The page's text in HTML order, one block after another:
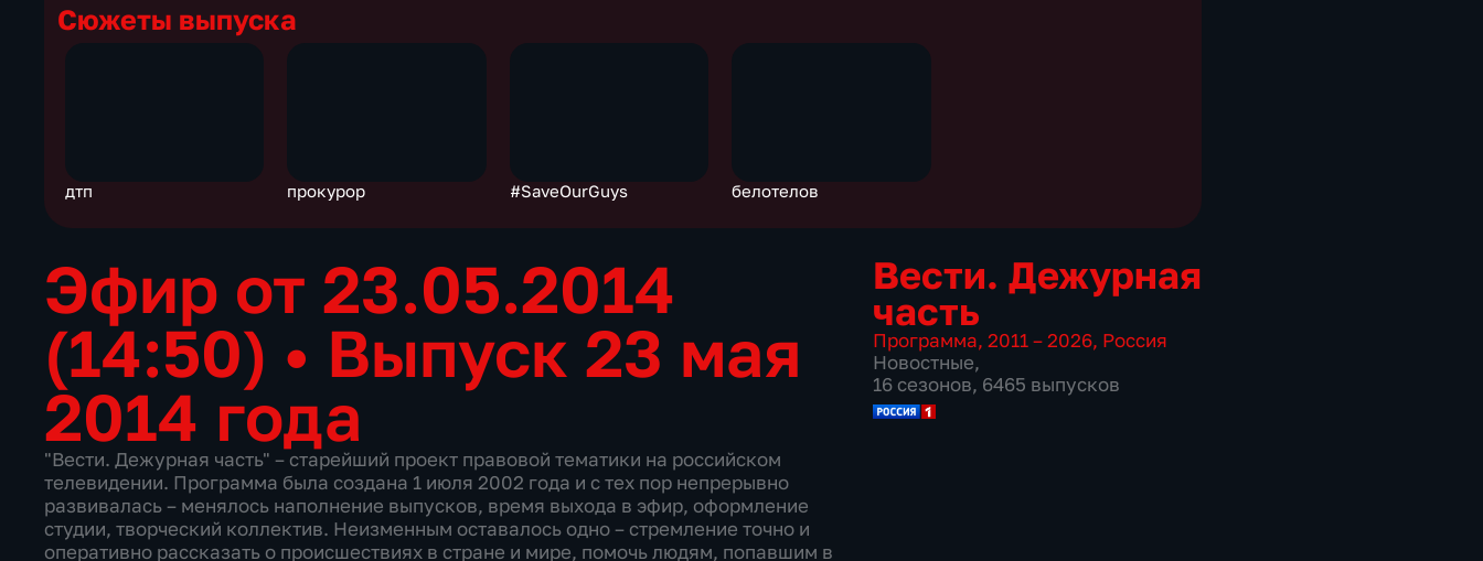
Сюжеты выпуска
дтп прокурор #SaveOurGuys белотелов
Эфир от 23.05.2014
(14:50) • Выпуск 23 мая
2014 года
"Вести. Дежурная часть" – старейший проект правовой тематики на российском
телевидении. Программа была создана 1 июля 2002 года и с тех пор непрерывно
развивалась – менялось наполнение выпусков, время выхода в эфир, оформление
студии, творческий коллектив. Неизменным оставалось одно – стремление точно и
оперативно рассказать о происшествиях в стране и мире, помочь людям, попавшим в
Вести. Дежурная
часть
Программа, 2011 – 2026, Россия
Новостные,
16 сезонов, 6465 выпусков